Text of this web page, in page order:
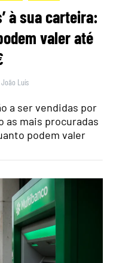
à sua carteira:
valer até
João Luís
a ser vendidas por
as mais procuradas
podem valer